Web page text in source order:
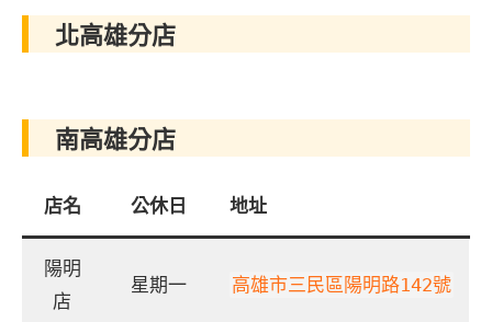
北高雄分店
南高雄分店
店名 公休日 地址
陽明
店
星期一 高雄市三民區陽明路142號